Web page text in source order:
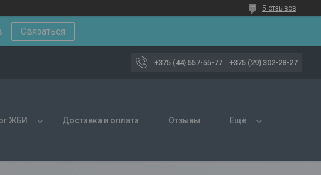
5 отзывов
Связаться
+375 (44) 557-55-77 +375 (29) 302-28-27
ЖБИ Доставка и оплата Отзывы Ещё